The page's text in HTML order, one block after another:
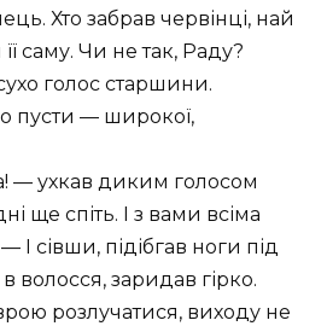
Хто забрав червінці, най
саму. Чи не так, Раду?
голос старшини.
пусти — широкої,
— ухкав диким голосом
ще спіть. І з вами всіма
І сівши, підібгав ноги під
волосся, заридав гірко.
розлучатися, виходу не